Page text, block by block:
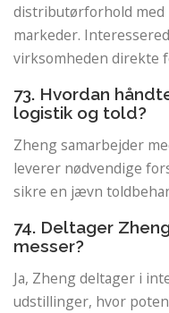
distributørforhold
markeder.
virksomheden direkte
73. Hvordan
logistik og told?
Zheng samarbejder
leverer nødvendige
sikre en jævn
74. Deltager
messer?
Ja, Zheng deltager i
udstillinger, hvor